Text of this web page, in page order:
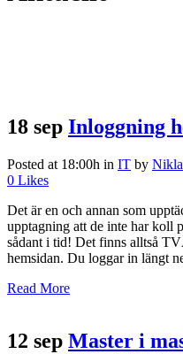
18 sep Inloggning
Posted at 18:00h in IT by
0 Likes
Det är en och annan som
upptagning att de inte har koll
sådant i tid! Det finns alltså
hemsidan. Du loggar in längt
Read More
12 sep Master i